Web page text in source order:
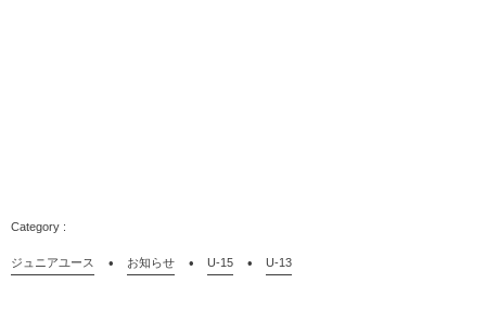
ジュニアユース お知らせ U-15 U-13